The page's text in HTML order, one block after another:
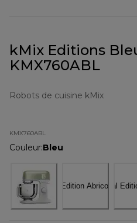
kMix Editions
KMX760ABL
Robots de cuisine kMix
KMX760ABL
Couleur:Bleu